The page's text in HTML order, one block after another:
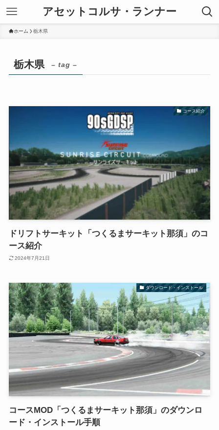
アセットコルサ・ランナー
ホーム 栃木県
栃木県 – tag –
コース紹介
ドリフトサーキット「つくるまサーキット那須」のコ
ース紹介
2024年7月21日
ダウンロード・インストール
コースMOD「つくるまサーキット那須」のダウンロ
ード・インストール手順